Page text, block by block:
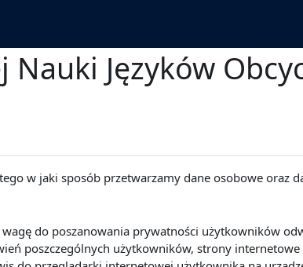
Języków
w jaki sposób przetwarzamy dane osobowe oraz
do poszanowania prywatności użytkowników
poszczególnych użytkowników, strony